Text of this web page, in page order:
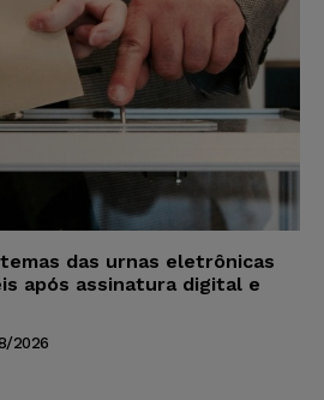
das urnas eletrônicas
após assinatura digital e
2026